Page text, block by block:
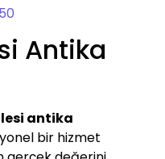
Antika
antika
bir hizmet